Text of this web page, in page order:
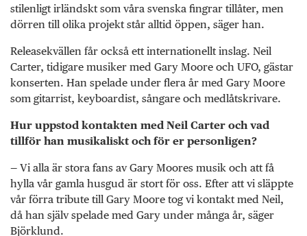
stilenligt irländskt som våra svenska fingrar tillåter, men
dörren till olika projekt står alltid öppen, säger han.
Releasekvällen får också ett internationellt inslag. Neil
Carter, tidigare musiker med Gary Moore och UFO, gästar
konserten. Han spelade under flera år med Gary Moore
som gitarrist, keyboardist, sångare och medlåtskrivare.
Hur uppstod kontakten med Neil Carter och vad
tillför han musikaliskt och för er personligen?
— Vi alla är stora fans av Gary Moores musik och att få
hylla vår gamla husgud är stort för oss. Efter att vi släppte
vår förra tribute till Gary Moore tog vi kontakt med Neil,
då han själv spelade med Gary under många år, säger
Björklund.